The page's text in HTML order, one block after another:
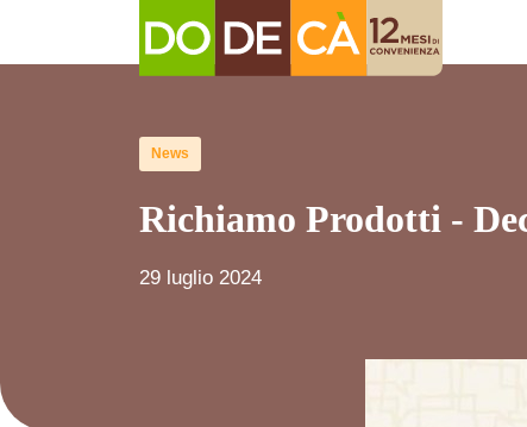
News
Richiamo Prodotti -
29 luglio 2024